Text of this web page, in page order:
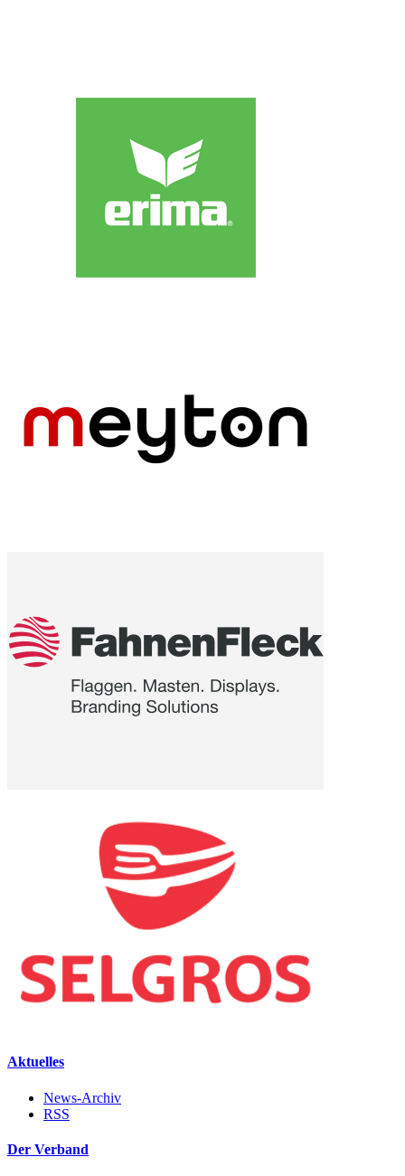
Aktuelles
News-Archiv
RSS
Der Verband